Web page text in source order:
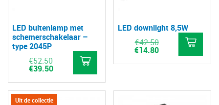
LED buitenlamp met
schemerschakelaar –
type 2045P
€52.50Oorspronkelijke
prijs
€52.50.
€39.50Huidige
is:
€39.50.
LED downlight 8,5W
€42.50Oorspronkelijke
prijs
€42.50.
€14.80Huidige
is:
Uit de collectie